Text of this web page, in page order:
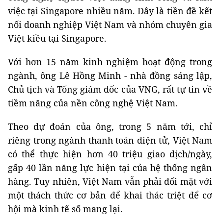
việc tại Singapore nhiều năm. Đây là tiền đề kết
nối doanh nghiệp Việt Nam và nhóm chuyên gia
Việt kiều tại Singapore.
Với hơn 15 năm kinh nghiệm hoạt động trong
ngành, ông Lê Hồng Minh - nhà đồng sáng lập,
Chủ tịch và Tổng giám đốc của VNG, rất tự tin về
tiềm năng của nền công nghệ Việt Nam.
Theo dự đoán của ông, trong 5 năm tới, chỉ
riêng trong ngành thanh toán điện tử, Việt Nam
có thể thực hiện hơn 40 triệu giao dịch/ngày,
gấp 40 lần năng lực hiện tại của hệ thống ngân
hàng. Tuy nhiên, Việt Nam vẫn phải đối mặt với
một thách thức cơ bản để khai thác triệt để cơ
hội mà kinh tế số mang lại.